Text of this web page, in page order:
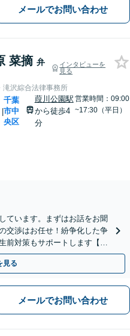
メールでお問い合わせ
菜摘 弁
インタビューを
見る
滝沢綜合法律事務所
|
千葉
市中
央区
葭川公園駅
から徒歩4
分
営業時間：09:00
~17:30（平日）
ています。まずはお話をお聞
交渉はお任せ！紛争化した争
前対策もサポートします【夜
見る
メールでお問い合わせ